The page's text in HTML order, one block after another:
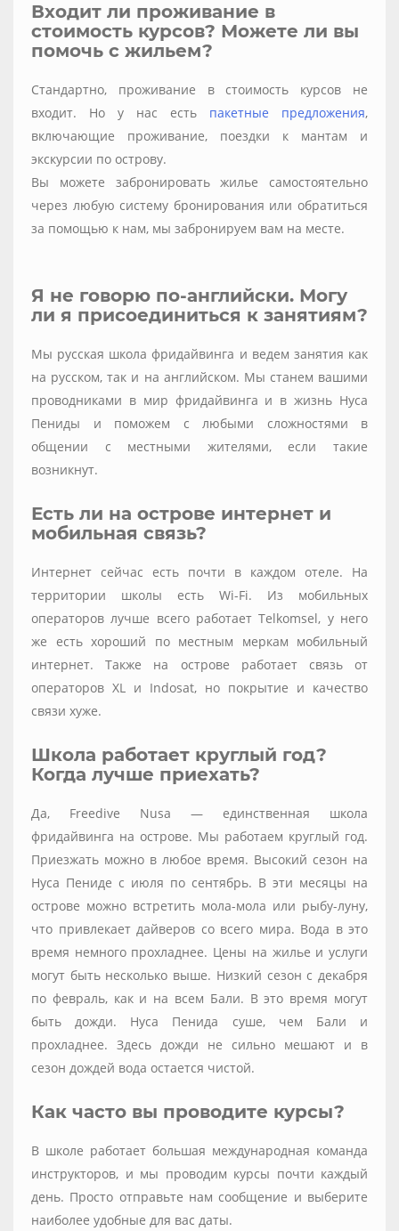
Входит ли проживание в
стоимость курсов? Можете ли вы
помочь с жильем?
Стандартно, проживание в стоимость курсов не
входит. Но у нас есть пакетные предложения,
включающие проживание, поездки к мантам и
экскурсии по острову.
Вы можете забронировать жилье самостоятельно
через любую систему бронирования или обратиться
за помощью к нам, мы забронируем вам на месте.
Я не говорю по-английски. Могу
ли я присоединиться к занятиям?
Мы русская школа фридайвинга и ведем занятия как
на русском, так и на английском. Мы станем вашими
проводниками в мир фридайвинга и в жизнь Нуса
Пениды и поможем с любыми сложностями в
общении с местными жителями, если такие
возникнут.
Есть ли на острове интернет и
мобильная связь?
Интернет сейчас есть почти в каждом отеле. На
территории школы есть Wi-Fi. Из мобильных
операторов лучше всего работает Telkomsel, у него
же есть хороший по местным меркам мобильный
интернет. Также на острове работает связь от
операторов XL и Indosat, но покрытие и качество
связи хуже.
Школа работает круглый год?
Когда лучше приехать?
Да, Freedive Nusa — единственная школа
фридайвинга на острове. Мы работаем круглый год.
Приезжать можно в любое время. Высокий сезон на
Нуса Пениде с июля по сентябрь. В эти месяцы на
острове можно встретить мола-мола или рыбу-луну,
что привлекает дайверов со всего мира. Вода в это
время немного прохладнее. Цены на жилье и услуги
могут быть несколько выше. Низкий сезон с декабря
по февраль, как и на всем Бали. В это время могут
быть дожди. Нуса Пенида суше, чем Бали и
прохладнее. Здесь дожди не сильно мешают и в
сезон дождей вода остается чистой.
Как часто вы проводите курсы?
В школе работает большая международная команда
инструкторов, и мы проводим курсы почти каждый
день. Просто отправьте нам сообщение и выберите
наиболее удобные для вас даты.